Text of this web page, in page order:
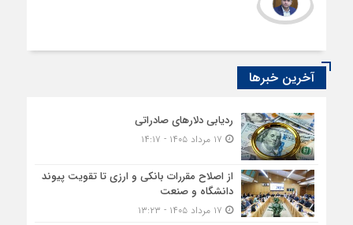
آخرین خبرها
ردیابی دلارهای صادراتی
از اصلاح مقررات بانکی و ارزی تا تقویت پیوند
دانشگاه و صنعت